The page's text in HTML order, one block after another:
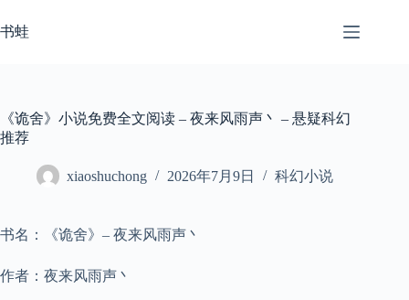
至
书蛙
《诡舍》小说免费全文阅读 – 夜来风雨声丶 – 悬疑科幻
推荐
xiaoshuchong 2026年7月9日 科幻小说
书名：《诡舍》– 夜来风雨声丶
作者：夜来风雨声丶